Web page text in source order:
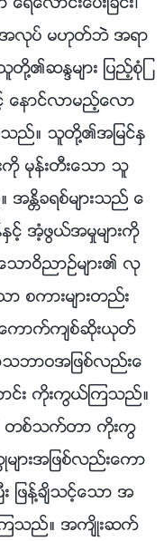
းအလုပ္ မဟုတ္ဘဲ အရာ
တို႔၏ဆႏၵမ်ား ျပည့္စုံျ
ေနာင္လာမည့္ေလာ
သည္။ သူတို႔၏အျမင္ႏွ
မုန္းတီးေသာ သူ
ႏၲိခရစ္မ်ားသည္ ေ
အံ့ဖြယ္အမႈမ်ားကို
သာဝိညာဥ္မ်ား၏ လု
စကားမ်ားတည္း
ေကာက္က်စ္ဆိုးယုတ္
ဘာဝအျဖစ္လည္းေ
ာင္း ကိုးကြယ္ၾကသည္။
စ္သက္တာ ကိုးကြ
မ်ားအျဖစ္လည္းေကာ
း ျဖန႔္ခ်ိသင့္ေသာ အ
ၾကသည္။ အက်ိဳးဆက္